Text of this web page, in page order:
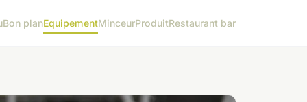
Bon planEquipementMinceurProduitRestaurant bar